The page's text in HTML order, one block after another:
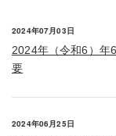
2024年07月03日
2024年（令和6）
要
2024年06月25日